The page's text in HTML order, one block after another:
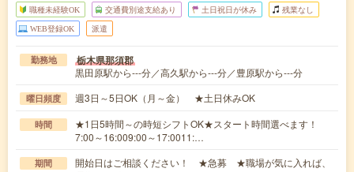
職種未経験OK 交通費別途支給あり 土日祝日が休み 残業なし
WEB登録OK 派遣
勤務地 栃木県那須郡
黒田原駅から---分／高久駅から---分／豊原駅から---分
曜日頻度 週3日～5日OK（月～金） ★土日休みOK
時間
★1日5時間～の時短シフトOK★スタート時間選べます！
7:00～16:009:00～17:0011:…
期間
開始日はご相談ください！ ★急募 ★職場が気に入れば、